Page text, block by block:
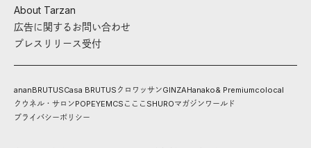
About Tarzan
広告に関するお問い合わせ
プレスリリース受付
ananBRUTUSCasa BRUTUS クロワッサンGINZAHanako& Premiumcolocal
クウネル・サロンPOPEYEMCS こここ SHUROマガジンワールド
プライバシーポリシー